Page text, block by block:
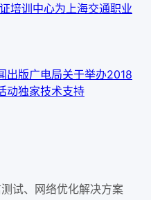
培训中心为上海交通职业
出版广电局关于举办2018
动独家技术支持
试、网络优化解决方案